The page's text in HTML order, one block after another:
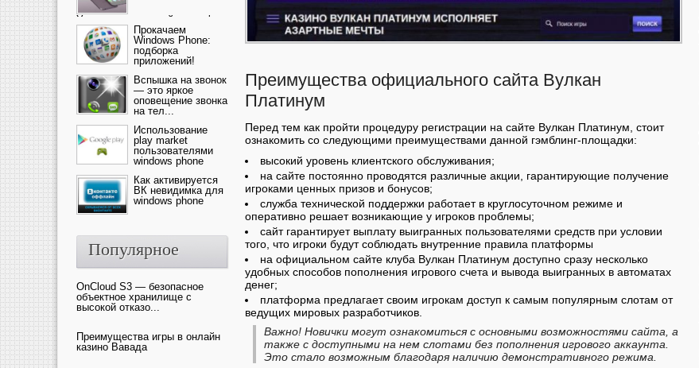
Преимущества официального сайта Вулкан
Платинум
Перед тем как пройти процедуру регистрации на сайте Вулкан Платинум, стоит
ознакомить со следующими преимуществами данной гэмблинг-площадки:
высокий уровень клиентского обслуживания;
на сайте постоянно проводятся различные акции, гарантирующие получение
игроками ценных призов и бонусов;
служба технической поддержки работает в круглосуточном режиме и
оперативно решает возникающие у игроков проблемы;
сайт гарантирует выплату выигранных пользователями средств при условии
того, что игроки будут соблюдать внутренние правила платформы
на официальном сайте клуба Вулкан Платинум доступно сразу несколько
удобных способов пополнения игрового счета и вывода выигранных в автоматах
денег;
платформа предлагает своим игрокам доступ к самым популярным слотам от
ведущих мировых разработчиков.
Важно! Новички могут ознакомиться с основными возможностями сайта, а
также с доступными на нем слотами без пополнения игрового аккаунта.
Это стало возможным благодаря наличию демонстративного режима.
Ультрасовременный смартфон
— это новика от компании Ap...
Прокачаем
Windows Phone:
подборка
приложений!
Вспышка на звонок
— это яркое
оповещение звонка
на тел...
Использование
play market
пользователями
windows phone
Как активируется
ВК невидимка для
windows phone
Популярное
OnCloud S3 — безопасное
объектное хранилище с
высокой отказо...
Преимущества игры в онлайн
казино Вавада